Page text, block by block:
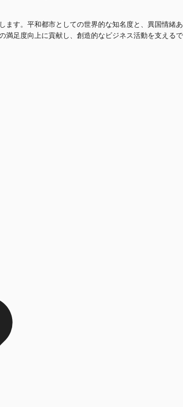
ます。平和都市としての世界的な知名度と、異国情緒あ
満足度向上に貢献し、創造的なビジネス活動を支えるで